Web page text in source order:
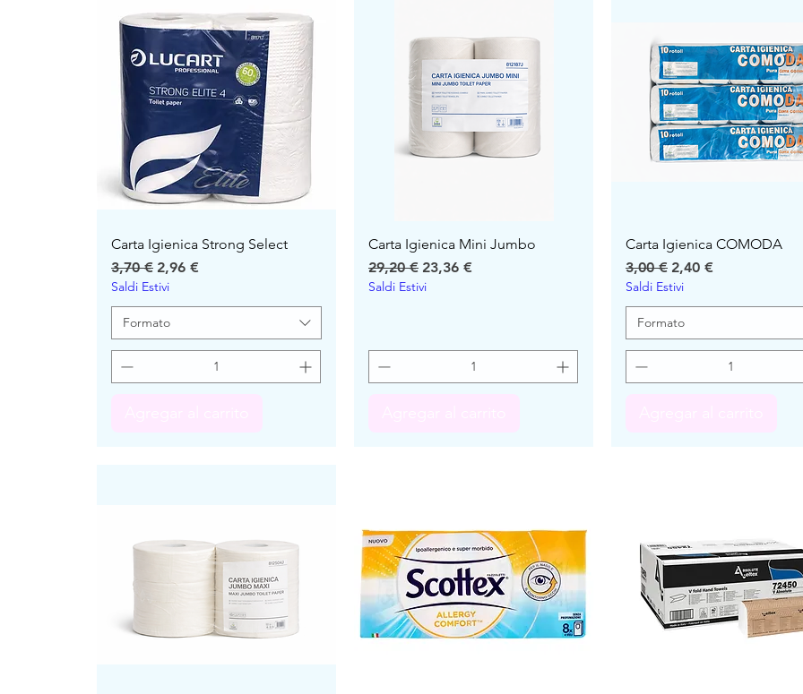
Carta Igienica Strong Select
Precio
3,70 € Precio de oferta
2,96 €
Saldi Estivi
Formato
Carta Igienica Mini Jumbo
Precio
29,20 € Precio de oferta
23,36 €
Saldi Estivi
Carta Igienica COMODA
Precio
3,00 € Precio de oferta
2,40 €
Saldi Estivi
Formato